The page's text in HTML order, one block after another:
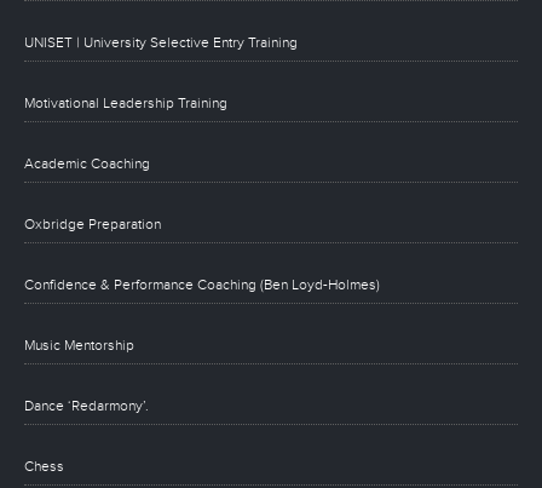
UNISET | University Selective Entry Training
Motivational Leadership Training
Academic Coaching
Oxbridge Preparation
Confidence & Performance Coaching (Ben Loyd-Holmes)
Music Mentorship
Dance ‘Redarmony’.
Chess